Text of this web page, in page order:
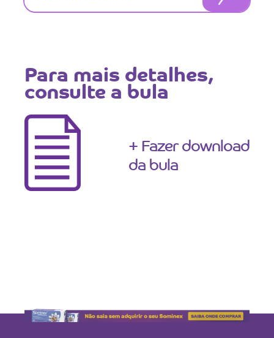
Para mais detalhes,
consulte a bula
+ Fazer download
da bula